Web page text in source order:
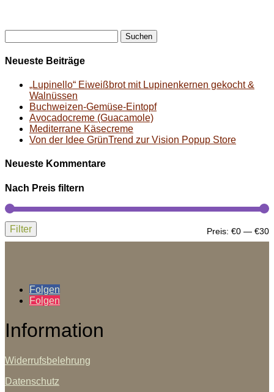
nach:
Neueste Beiträge
„Lupinello“ Eiweißbrot mit Lupinenkernen gekocht &
Walnüssen
Buchweizen-Gemüse-Eintopf
Avocadocreme (Guacamole)
Mediterrane Käsecreme
Von der Idee GrünTrend zur Vision Popup Store
Neueste Kommentare
Nach Preis filtern
Filter Preis: €0 — €30
Folgen
Folgen
Information
Widerrufsbelehrung
Datenschutz